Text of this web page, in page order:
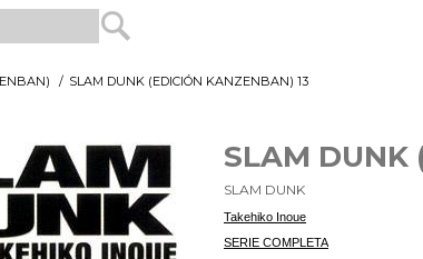
/ SLAM DUNK (EDICIÓN KANZENBAN) 13
SLAM DUNK
SLAM DUNK
Takehiko Inoue
SERIE COMPLETA